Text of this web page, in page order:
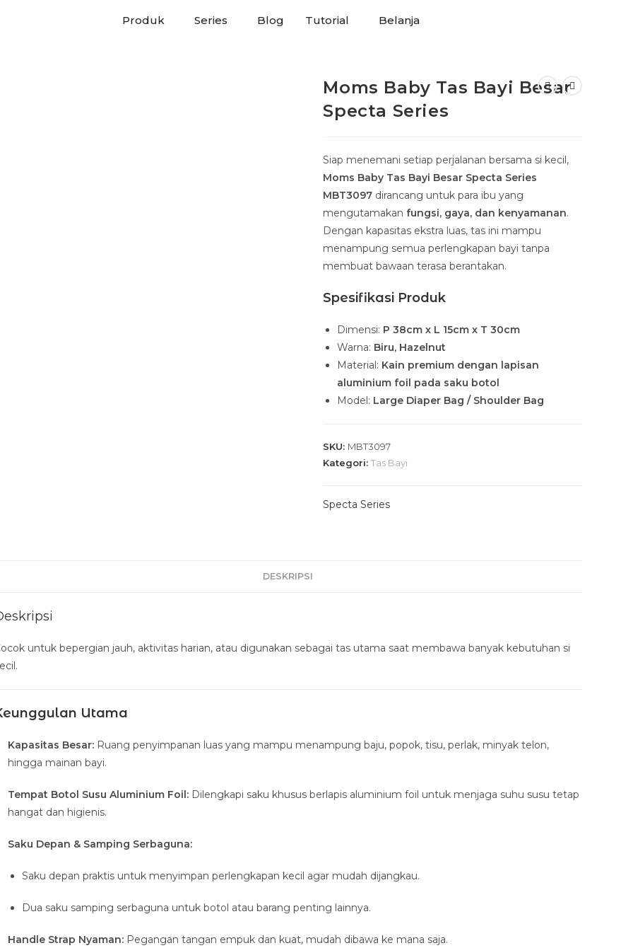
Produk Series Blog Tutorial Belanja
Moms Baby Tas Bayi Besar
Specta Series
Siap menemani setiap perjalanan bersama si kecil,
Moms Baby Tas Bayi Besar Specta Series
MBT3097 dirancang untuk para ibu yang
mengutamakan fungsi, gaya, dan kenyamanan.
Dengan kapasitas ekstra luas, tas ini mampu
menampung semua perlengkapan bayi tanpa
membuat bawaan terasa berantakan.
Spesifikasi Produk
Dimensi: P 38cm x L 15cm x T 30cm
Warna: Biru, Hazelnut
Material: Kain premium dengan lapisan
aluminium foil pada saku botol
Model: Large Diaper Bag / Shoulder Bag
SKU: MBT3097
Kategori:Tas Bayi
Specta Series
DESKRIPSI
untuk bepergian jauh, aktivitas harian, atau digunakan sebagai tas utama saat membawa banyak kebutuhan si
Utama
Kapasitas Besar: Ruang penyimpanan luas yang mampu menampung baju, popok, tisu, perlak, minyak telon,
hingga mainan bayi.
Tempat Botol Susu Aluminium Foil: Dilengkapi saku khusus berlapis aluminium foil untuk menjaga suhu susu tetap
hangat dan higienis.
Saku Depan & Samping Serbaguna:
Saku depan praktis untuk menyimpan perlengkapan kecil agar mudah dijangkau.
Dua saku samping serbaguna untuk botol atau barang penting lainnya.
Handle Strap Nyaman: Pegangan tangan empuk dan kuat, mudah dibawa ke mana saja.